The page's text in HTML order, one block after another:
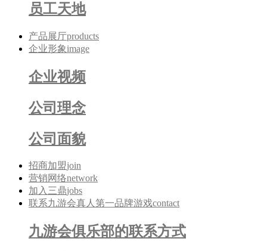
员工天地
产品展厅products
企业形象image
企业视频
公司理念
公司面貌
招商加盟join
营销网络network
加入三鼎jobs
联系九游会真人第一品牌游戏contact
九游会俱乐部的联系方式